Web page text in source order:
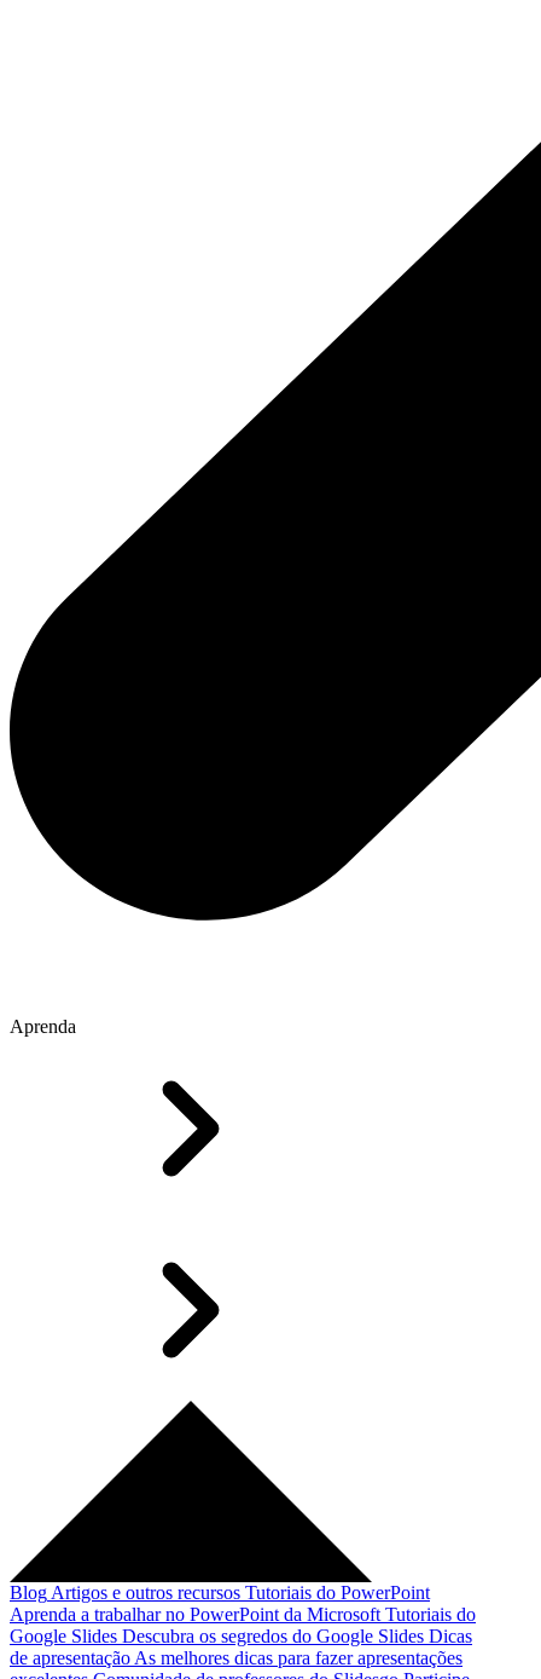
Aprenda
Blog Artigos e outros recursos Tutoriais do PowerPoint
Aprenda a trabalhar no PowerPoint da Microsoft Tutoriais do
Google Slides Descubra os segredos do Google Slides Dicas
de apresentação As melhores dicas para fazer apresentações